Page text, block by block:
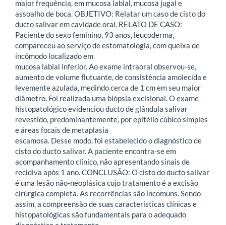
maior frequência, em mucosa labial, mucosa jugal e
assoalho de boca. OBJETIVO: Relatar um caso de cisto do
ducto salivar em cavidade oral. RELATO DE CASO:
Paciente do sexo feminino, 93 anos, leucoderma,
compareceu ao serviço de estomatologia, com queixa de
incômodo localizado em
mucosa labial inferior. Ao exame intraoral observou-se,
aumento de volume flutuante, de consistência amolecida e
levemente azulada, medindo cerca de 1 cm em seu maior
diâmetro. Foi realizada uma biópsia excisional. O exame
histopatológico evidenciou ducto de glândula salivar
revestido, predominantemente, por epitélio cúbico simples
e áreas focais de metaplasia
escamosa. Desse modo, foi estabelecido o diagnóstico de
cisto do ducto salivar. A paciente encontra-se em
acompanhamento clínico, não apresentando sinais de
recidiva após 1 ano. CONCLUSÃO: O cisto do ducto salivar
é uma lesão não-neoplásica cujo tratamento é a excisão
cirúrgica completa. As recorrências são incomuns. Sendo
assim, a compreensão de suas características clínicas e
histopatológicas são fundamentais para o adequado